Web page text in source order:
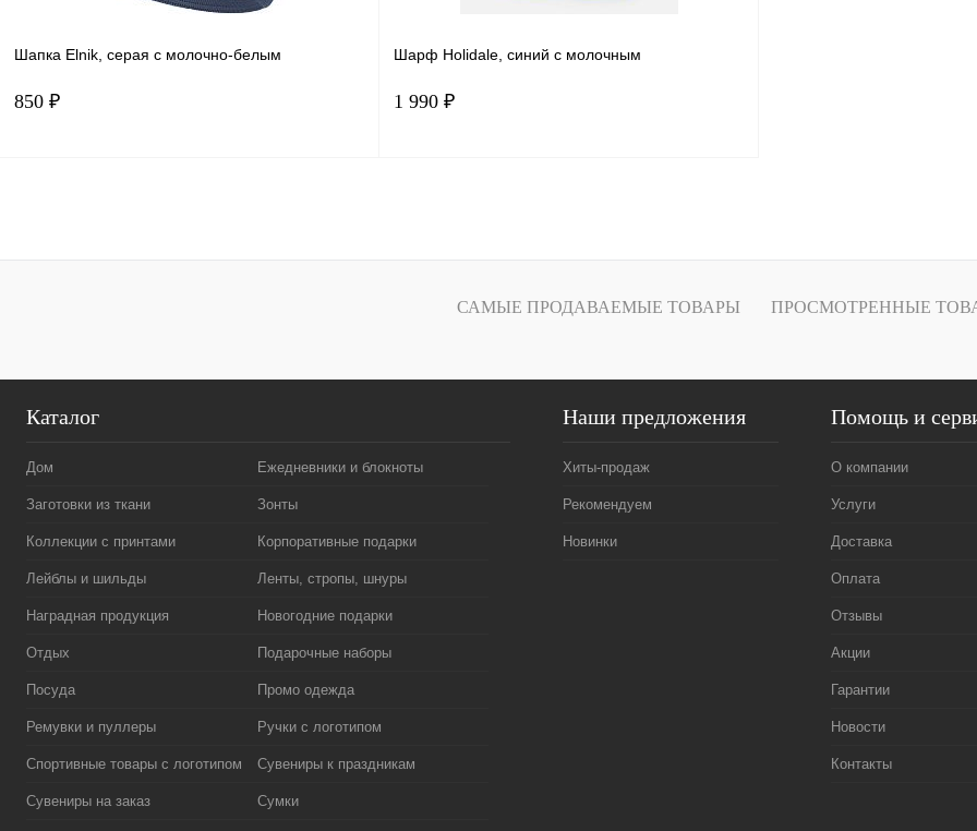
Шапка Elnik, серая с молочно-белым
850 ₽
Шарф Holidale, синий с молочным
1 990 ₽
САМЫЕ ПРОДАВАЕМЫЕ ТОВАРЫ ПРОСМОТРЕННЫЕ
Каталог
Дом Ежедневники и блокноты
Заготовки из ткани Зонты
Коллекции с принтами Корпоративные подарки
Лейблы и шильды Ленты, стропы, шнуры
Наградная продукция Новогодние подарки
Отдых Подарочные наборы
Посуда Промо одежда
Ремувки и пуллеры Ручки с логотипом
Спортивные товары с логотипом Сувениры к праздникам
Сувениры на заказ Сумки
Наши предложения
Хиты-продаж
Рекомендуем
Новинки
Помощь и
О компании
Услуги
Доставка
Оплата
Отзывы
Акции
Гарантии
Новости
Контакты